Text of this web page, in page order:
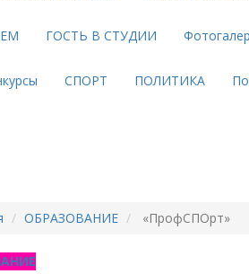
ГОСТЬ В СТУДИИ
СПОРТ ПОЛИТИКА
ОБРАЗОВАНИЕ «ПрофСПОрт»